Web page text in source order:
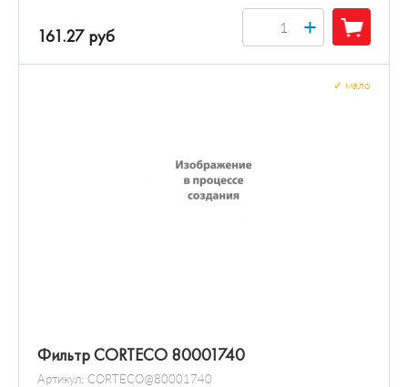
161.27 руб +
Фильтр CORTECO 80001740
Артикул: CORTECO@80001740
мало